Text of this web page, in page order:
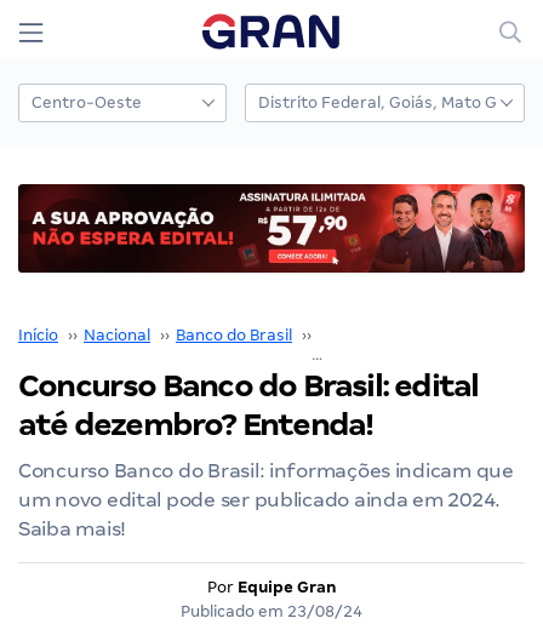
Início ›› Nacional ›› Banco do Brasil ››
Concurso Banco do Brasil: edital
até dezembro? Entenda!
Concurso Banco do Brasil: informações indicam que
um novo edital pode ser publicado ainda em 2024.
Saiba mais!
Por Equipe Gran
Publicado em 23/08/24